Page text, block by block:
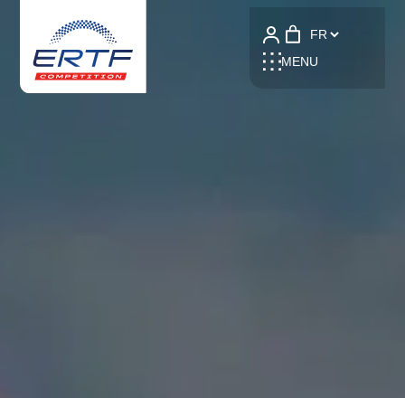
MENU
Language